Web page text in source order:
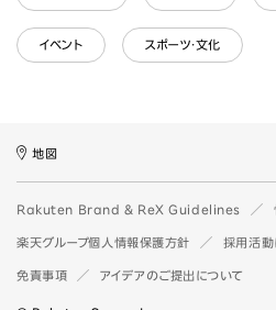
イベント スポーツ・文化
地図
Rakuten Brand & ReX Guidelines
楽天グループ個人情報保護方針 採用活動
免責事項 アイデアのご提出について